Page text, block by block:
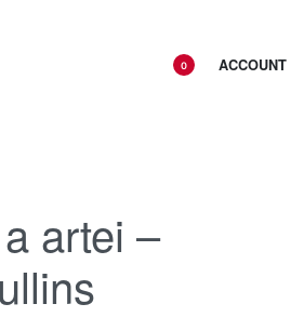
0 ACCOUNT
artei –